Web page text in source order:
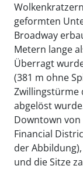
geformten
Broadway
Metern lange
Überragt
(381 m ohne
Zwillingstürme
abgelöst
Downtown
Financial
der
und die Sitze